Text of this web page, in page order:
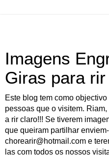
Imagens
Giras para rir
Este blog tem como
pessoas que o visitem.
a rir claro!!! Se tiverem
que queiram partilhar
chorearir@hotmail.com e
las com todos os nossos